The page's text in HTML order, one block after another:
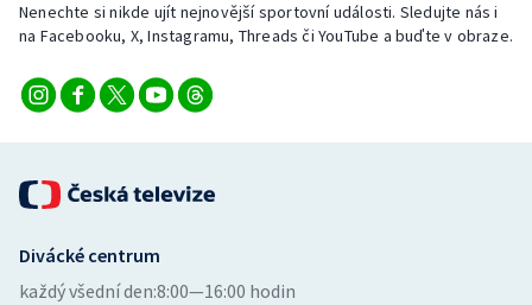
Nenechte si nikde ujít nejnovější sportovní události. Sledujte nás i
na Facebooku, X, Instagramu, Threads či YouTube a buďte v obraze.
Divácké centrum
každý všední den:8:00—16:00 hodin